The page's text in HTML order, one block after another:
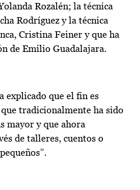
Rozalén; la técnica
Rodríguez y la técnica
Cristina Feiner y que ha
de Emilio Guadalajara.
explicado que el fin es
tradicionalmente ha sido
mayor y que ahora
de talleres, cuentos o